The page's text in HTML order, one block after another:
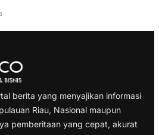
berita yang menyajikan informasi
Riau, Nasional maupun
pemberitaan yang cepat, akurat